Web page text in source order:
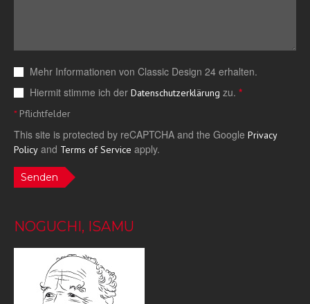
Mehr Informationen von Classic Design 24 erhalten.
Hiermit stimme ich der Datenschutzerklärung zu. *
*Pflichtfelder
This site is protected by reCAPTCHA and the Google Privacy
Policy and Terms of Service apply.
Senden
NOGUCHI, ISAMU